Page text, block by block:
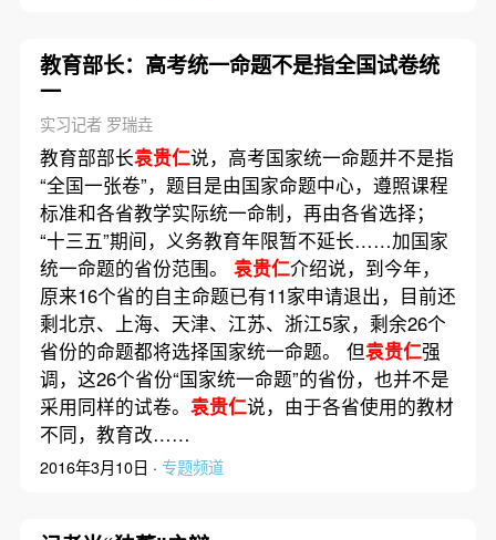
教育部长：高考统一命题不是指全国试卷统
一
实习记者 罗瑞垚
教育部部长袁贵仁说，高考国家统一命题并不是指
“全国一张卷”，题目是由国家命题中心，遵照课程
标准和各省教学实际统一命制，再由各省选择；
“十三五”期间，义务教育年限暂不延长……加国家
统一命题的省份范围。 袁贵仁介绍说，到今年，
原来16个省的自主命题已有11家申请退出，目前还
剩北京、上海、天津、江苏、浙江5家，剩余26个
省份的命题都将选择国家统一命题。 但袁贵仁强
调，这26个省份“国家统一命题”的省份，也并不是
采用同样的试卷。 袁贵仁说，由于各省使用的教材
不同，教育改……
2016年3月10日 · 专题频道